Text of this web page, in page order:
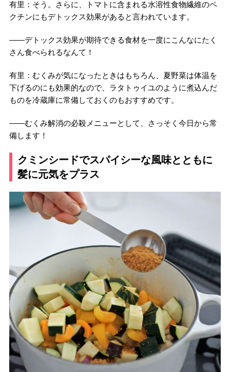
有里：そう。さらに、トマトに含まれる水溶性食物繊維のペ
クチンにもデトックス効果があると言われています。
――デトックス効果が期待できる食材を一度にこんなにたく
さん食べられるなんて！
有里：むくみが気になったときはもちろん、夏野菜は体温を
下げるのにも効果的なので、ラタトゥイユのように煮込んだ
ものを冷蔵庫に常備しておくのもおすすめです。
――むくみ解消の必殺メニューとして、さっそく今日から常
備します！
クミンシードでスパイシーな風味とともに
髪に元気をプラス